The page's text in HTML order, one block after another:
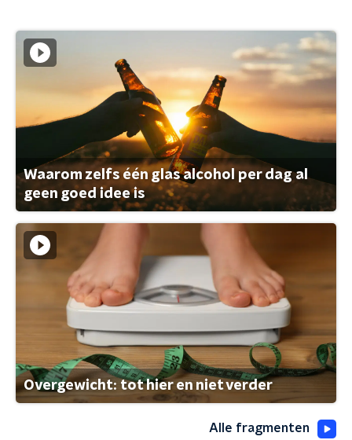
Waarom zelfs één glas alcohol per dag al
geen goed idee is
Overgewicht: tot hier en niet verder
Alle fragmenten